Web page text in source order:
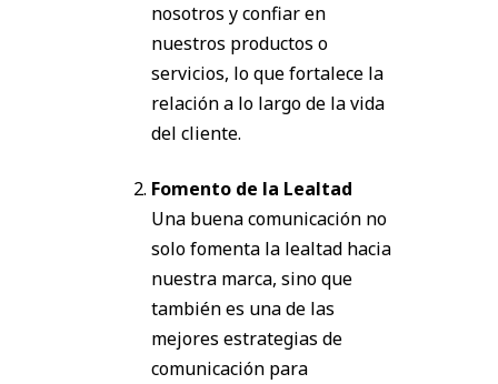
nosotros y confiar en
nuestros productos o
servicios, lo que fortalece la
relación a lo largo de la vida
del cliente.
Fomento de la Lealtad
Una buena comunicación no
solo fomenta la lealtad hacia
nuestra marca, sino que
también es una de las
mejores estrategias de
comunicación para